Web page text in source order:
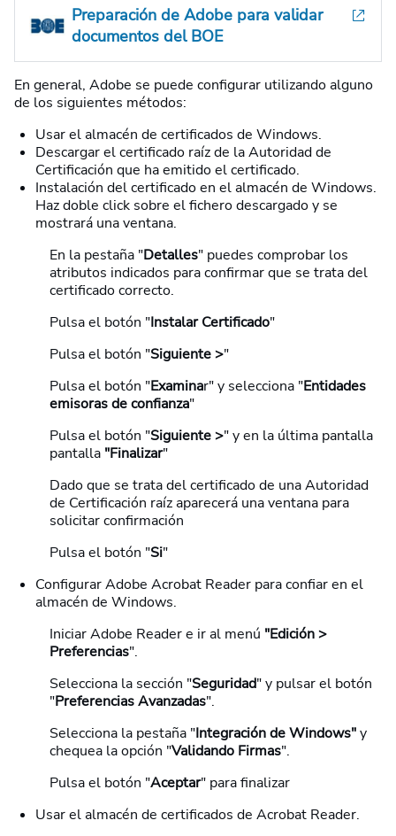
Preparación de Adobe para validar
documentos del BOE
En general, Adobe se puede configurar utilizando alguno
de los siguientes métodos:
Usar el almacén de certificados de Windows.
Descargar el certificado raíz de la Autoridad de
Certificación que ha emitido el certificado.
Instalación del certificado en el almacén de Windows.
Haz doble click sobre el fichero descargado y se
mostrará una ventana.
En la pestaña "Detalles" puedes comprobar los
atributos indicados para confirmar que se trata del
certificado correcto.
Pulsa el botón "Instalar Certificado"
Pulsa el botón "Siguiente >"
Pulsa el botón "Examinar" y selecciona "Entidades
emisoras de confianza"
Pulsa el botón "Siguiente >" y en la última pantalla
pantalla "Finalizar"
Dado que se trata del certificado de una Autoridad
de Certificación raíz aparecerá una ventana para
solicitar confirmación
Pulsa el botón "Si"
Configurar Adobe Acrobat Reader para confiar en el
almacén de Windows.
Iniciar Adobe Reader e ir al menú "Edición >
Preferencias".
Selecciona la sección "Seguridad" y pulsar el botón
"Preferencias Avanzadas".
Selecciona la pestaña "Integración de Windows"y
chequea la opción "Validando Firmas".
Pulsa el botón "Aceptar" para finalizar
Usar el almacén de certificados de Acrobat Reader.